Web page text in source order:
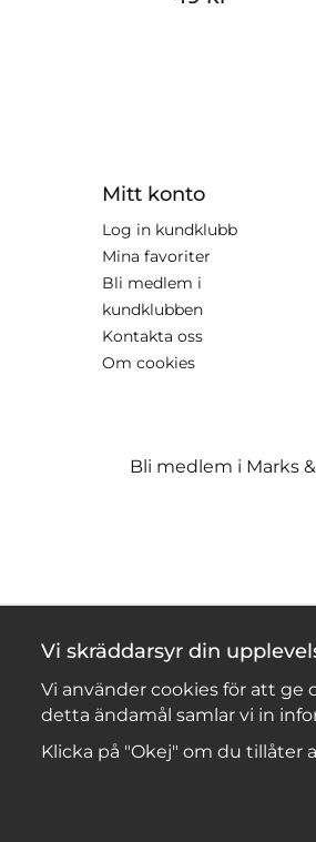
Mitt konto
Log in kundklubb
Mina favoriter
Bli medlem i
kundklubben
Kontakta oss
Om cookies
Bli medlem i Marks
Vi skräddarsyr din
Vi använder cookies för att ge
detta ändamål samlar vi in
Klicka på "Okej" om du tillåter